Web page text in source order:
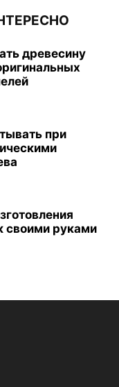
древесину
при
своими руками